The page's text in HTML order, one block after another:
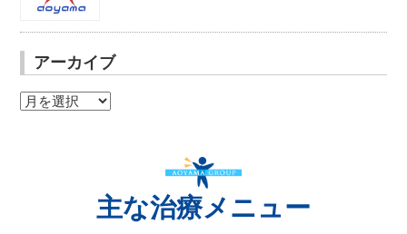
アーカイブ
ア
主な治療メニュー